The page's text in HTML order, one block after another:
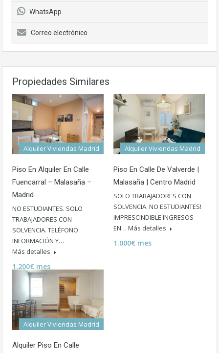
WhatsApp
Correo electrónico
Propiedades Similares
Alquiler Viviendas Madrid
Piso En Alquiler En Calle
Fuencarral – Malasaña –
Madrid
NO ESTUDIANTES. SOLO
TRABAJADORES CON
SOLVENCIA. TELÉFONO
INFORMACIÓN Y…
Más detalles
1.200€ mes
Alquiler Viviendas Madrid
Piso En Calle De Valverde |
Malasaña | Centro Madrid
SOLO TRABAJADORES CON
SOLVENCIA. NO ESTUDIANTES!
IMPRESCINDIBLE INGRESOS
EN… Más detalles
1.000€ mes
Alquiler Viviendas Madrid
Alquiler Piso En Calle